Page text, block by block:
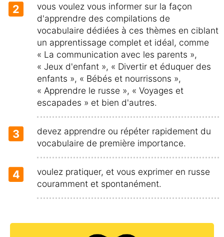
2
vous voulez vous informer sur la façon
d'apprendre des compilations de
vocabulaire dédiées à ces thèmes en ciblant
un apprentissage complet et idéal, comme
« La communication avec les parents »,
« Jeux d'enfant », « Divertir et éduquer des
enfants », « Bébés et nourrissons »,
« Apprendre le russe », « Voyages et
escapades » et bien d'autres.
3
devez apprendre ou répéter rapidement du
vocabulaire de première importance.
4
voulez pratiquer, et vous exprimer en russe
couramment et spontanément.